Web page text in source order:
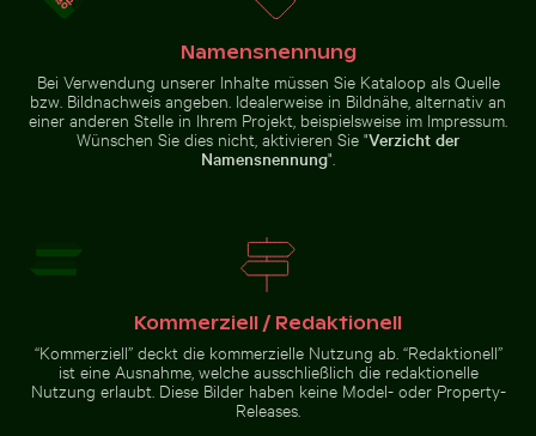
Zur Stock-KollektionNamensnennung
Bei Verwendung unserer Inhalte müssen Sie Kataloop als Quelle
bzw. Bildnachweis angeben. Idealerweise in Bildnähe, alternativ an
einer anderen Stelle in Ihrem Projekt, beispielsweise im Impressum.
Wünschen Sie dies nicht, aktivieren Sie "Verzicht der
Namensnennung".
Kommerziell / Redaktionell
“Kommerziell” deckt die kommerzielle Nutzung ab. “Redaktionell”
ist eine Ausnahme, welche ausschließlich die redaktionelle
Nutzung erlaubt. Diese Bilder haben keine Model- oder Property-
Releases.